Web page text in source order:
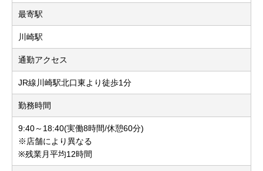
最寄駅
川崎駅
通勤アクセス
JR線川崎駅北口東より徒歩1分
勤務時間
9:40～18:40(実働8時間/休憩60分)
※店舗により異なる
※残業月平均12時間